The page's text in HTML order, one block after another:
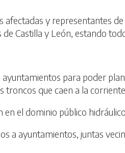
y representantes
Castilla y León, estando
para poder
troncos que caen a la corriente
el dominio público
a ayuntamientos, juntas